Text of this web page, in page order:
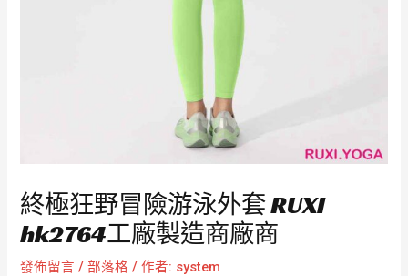
終極狂野冒險游泳外套 RUXI
hk2764工廠製造商廠商
發佈留言 /部落格 / 作者: system